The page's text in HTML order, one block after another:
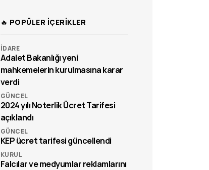
🔥 POPÜLER İÇERİKLER
İDARE
Adalet Bakanlığı yeni
mahkemelerin kurulmasına karar
verdi
GÜNCEL
2024 yılı Noterlik Ücret Tarifesi
açıklandı
GÜNCEL
KEP ücret tarifesi güncellendi
KURUL
Falcılar ve medyumlar reklamlarını